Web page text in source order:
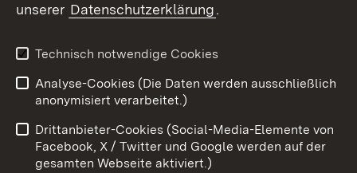
Youtube
Impressum
Kontakt
Barrierefreiheit
Datenschutz
Cookies
unserer Datenschutzerklärung.
Technisch notwendige Cookies
Analyse-Cookies (Die Daten werden ausschließlich
anonymisiert verarbeitet.)
Drittanbieter-Cookies (Social-Media-Elemente von
Facebook, X / Twitter und Google werden auf der
gesamten Webseite aktiviert.)